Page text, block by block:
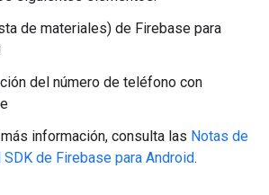
de materiales) de Firebase para
del número de teléfono con
información, consulta las Notas de
de Firebase para Android.